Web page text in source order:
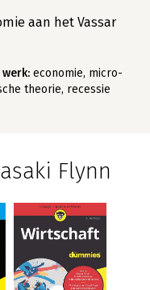
aan het Vassar
economie, micro-
theorie, recessie
Flynn